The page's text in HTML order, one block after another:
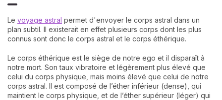
Le voyage astral permet d'envoyer le corps astral dans un
plan subtil. Il existerait en effet plusieurs corps dont les plus
connus sont donc le corps astral et le corps éthérique.
Le corps éthérique est le siège de notre ego et il disparaît à
notre mort. Son taux vibratoire et légèrement plus élevé que
celui du corps physique, mais moins élevé que celui de notre
corps astral. Il est composé de l’éther inférieur (dense), qui
maintient le corps physique, et de l’éther supérieur (léger) qui